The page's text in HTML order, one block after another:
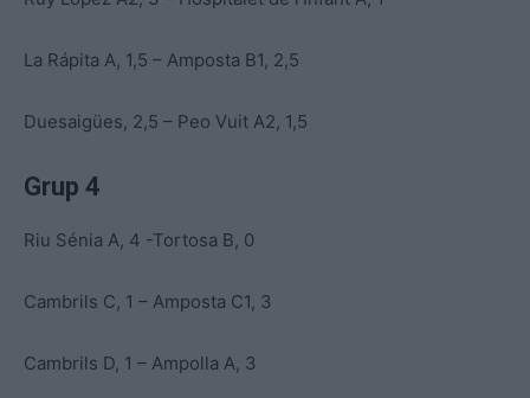
La Rápita A, 1,5 – Amposta B1, 2,5
Duesaigües, 2,5 – Peo Vuit A2, 1,5
Grup 4
Riu Sénia A, 4 -Tortosa B, 0
Cambrils C, 1 – Amposta C1, 3
Cambrils D, 1 – Ampolla A, 3